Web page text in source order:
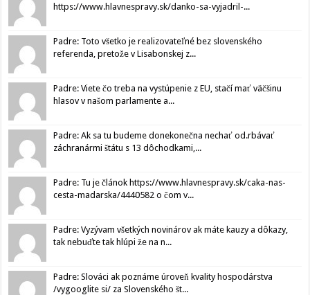
https://www.hlavnespravy.sk/danko-sa-vyjadril-...
Padre: Toto všetko je realizovateľné bez slovenského
referenda, pretože v Lisabonskej z...
Padre: Viete čo treba na vystúpenie z EU, stačí mať väčšinu
hlasov v našom parlamente a...
Padre: Ak sa tu budeme donekonečna nechať od.rbávať
záchranármi štátu s 13 dôchodkami,...
Padre: Tu je článok https://www.hlavnespravy.sk/caka-nas-
cesta-madarska/4440582 o čom v...
Padre: Vyzývam všetkých novinárov ak máte kauzy a dôkazy,
tak nebuďte tak hlúpi že na n...
Padre: Slováci ak poznáme úroveň kvality hospodárstva
/vygooglite si/ za Slovenského št...